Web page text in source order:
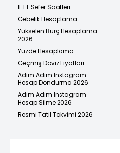
İETT Sefer Saatleri
Gebelik Hesaplama
Yükselen Burç Hesaplama
2026
Yüzde Hesaplama
Geçmiş Döviz Fiyatları
Adım Adım Instagram
Hesap Dondurma 2026
Adım Adım Instagram
Hesap Silme 2026
Resmi Tatil Takvimi 2026